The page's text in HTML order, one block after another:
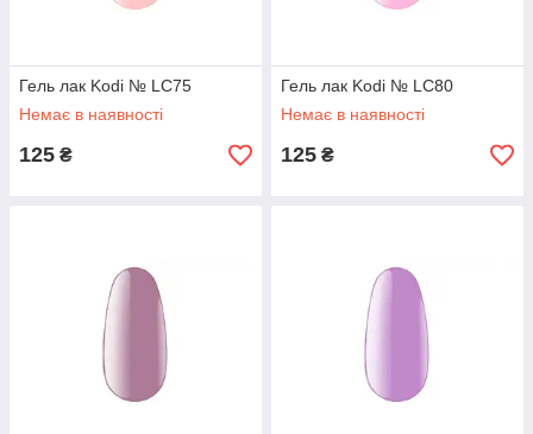
Гель лак Kodi № LC75
Немає в наявності
125 ₴
Гель лак Kodi № LC80
Немає в наявності
125 ₴